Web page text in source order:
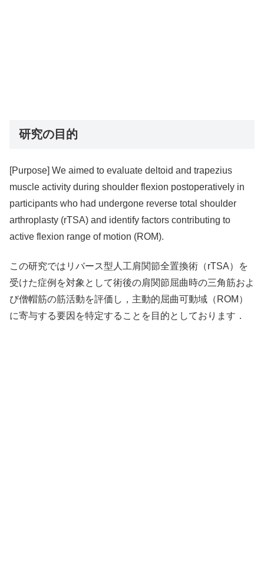
研究の目的
[Purpose] We aimed to evaluate deltoid and trapezius
muscle activity during shoulder flexion postoperatively in
participants who had undergone reverse total shoulder
arthroplasty (rTSA) and identify factors contributing to
active flexion range of motion (ROM).
この研究ではリバース型人工肩関節全置換術（rTSA）を
受けた症例を対象として術後の肩関節屈曲時の三角筋およ
び僧帽筋の筋活動を評価し，主動的屈曲可動域（ROM）
に寄与する要因を特定することを目的としております．